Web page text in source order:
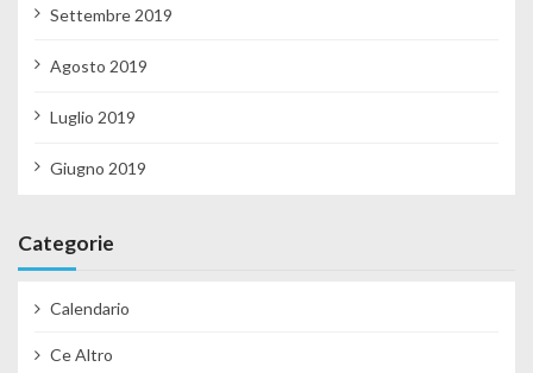
Settembre 2019
Agosto 2019
Luglio 2019
Giugno 2019
Categorie
Calendario
Ce Altro